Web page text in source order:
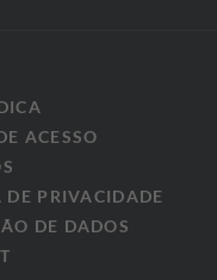
ACESSO
DE PRIVACIDADE
DE DADOS